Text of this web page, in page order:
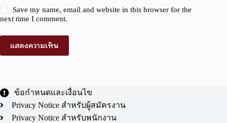
Save my name, email and website in this browser for the
next time I comment.
แสดงความเห็น
ข้อกำหนดและเงื่อนไข
Privacy Notice สำหรับผู้สมัครงาน
Privacy Notice สำหรับพนักงาน